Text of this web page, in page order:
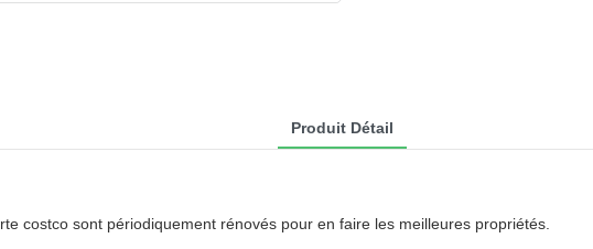
Produit Détail
costco sont périodiquement rénovés pour en faire les meilleures propriétés.